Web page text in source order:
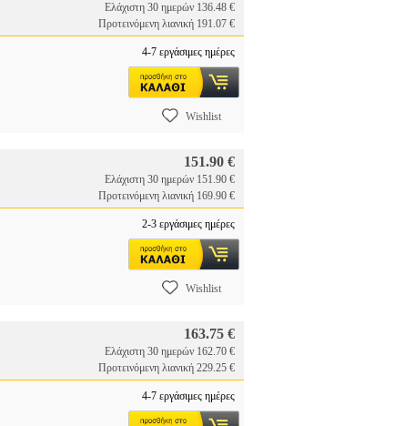
Ελάχιστη 30 ημερών 136.48 €
Προτεινόμενη λιανική 191.07 €
4-7 εργάσιμες ημέρες
Wishlist
151.90 €
Ελάχιστη 30 ημερών 151.90 €
Προτεινόμενη λιανική 169.90 €
2-3 εργάσιμες ημέρες
Wishlist
163.75 €
Ελάχιστη 30 ημερών 162.70 €
Προτεινόμενη λιανική 229.25 €
4-7 εργάσιμες ημέρες